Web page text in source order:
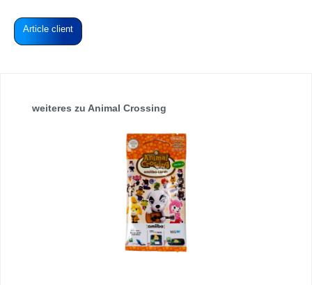
Article client
Ignorer la galerie de produits
weiteres zu Animal Crossing